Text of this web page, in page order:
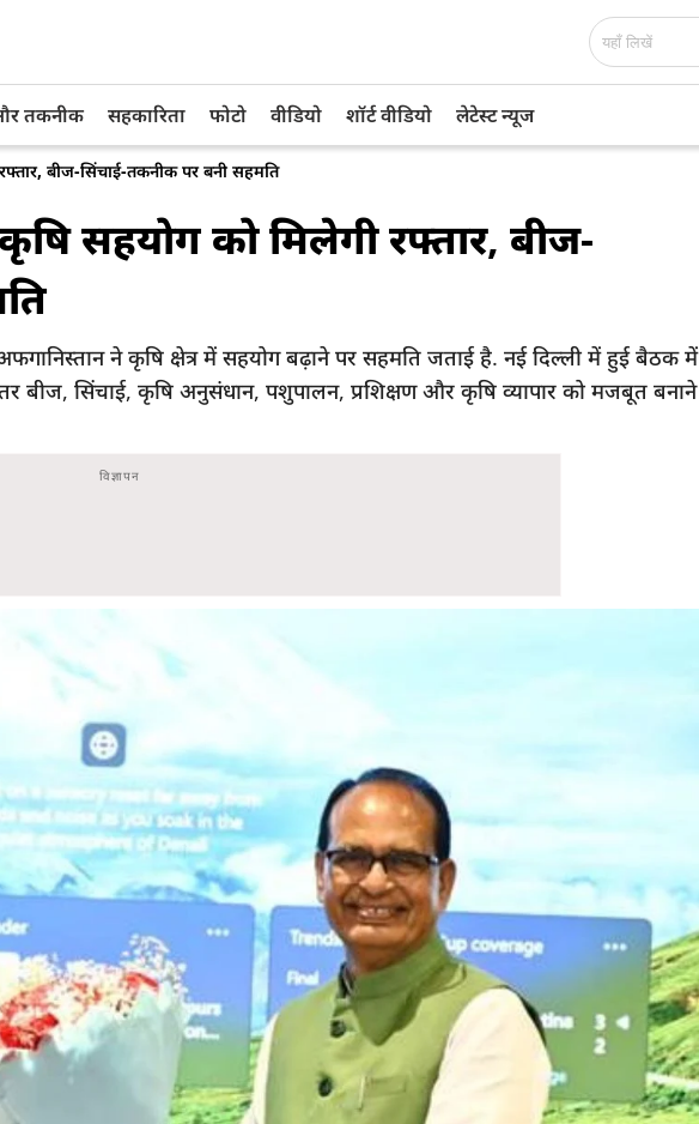
तकनीक सहकारिता फोटो वीडियो शॉर्ट वीडियो लेटेस्ट न्यूज
बीज-सिंचाई-तकनीक पर बनी सहमति
सहयोग को मिलेगी रफ्तार, बीज-
ने कृषि क्षेत्र में सहयोग बढ़ाने पर सहमति जताई है. नई दिल्ली में हुई बैठक में
बीज, सिंचाई, कृषि अनुसंधान, पशुपालन, प्रशिक्षण और कृषि व्यापार को मजबूत बनाने